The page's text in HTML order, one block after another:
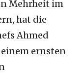
Mehrheit im
hat die
Ahmed
ernsten